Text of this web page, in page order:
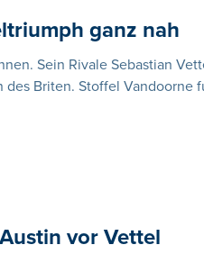
ganz nah
Sein Rivale Sebastian
Briten. Stoffel Vandoorne
vor Vettel